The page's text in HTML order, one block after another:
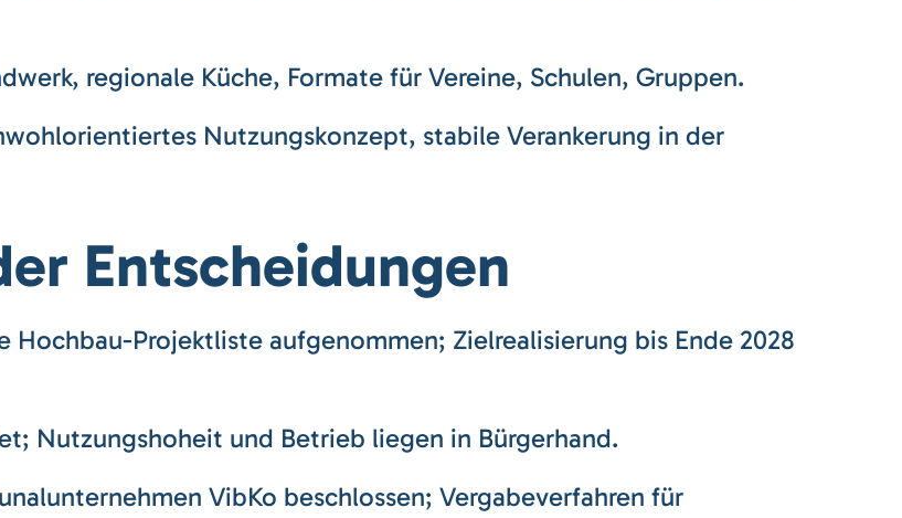
regionale Küche, Formate für Vereine, Schulen, Gruppen.
Nutzungskonzept, stabile Verankerung in der
Entscheidungen
Hochbau-Projektliste aufgenommen; Zielrealisierung bis Ende 2028
Nutzungshoheit und Betrieb liegen in Bürgerhand.
VibKo beschlossen; Vergabeverfahren für